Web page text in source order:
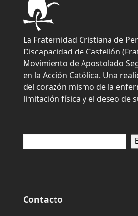
La Fraternidad Cristiana de
Discapacidad de Castellón
Movimiento de Apostolado
en la Acción Católica. Una
del corazón mismo de la
limitación física y el deseo de
Contacto